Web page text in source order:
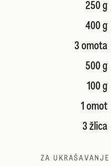
250 g
400 g
3 omota
500 g
100 g
1 omot
3 žlica
ZA UKRAŠAVANJE